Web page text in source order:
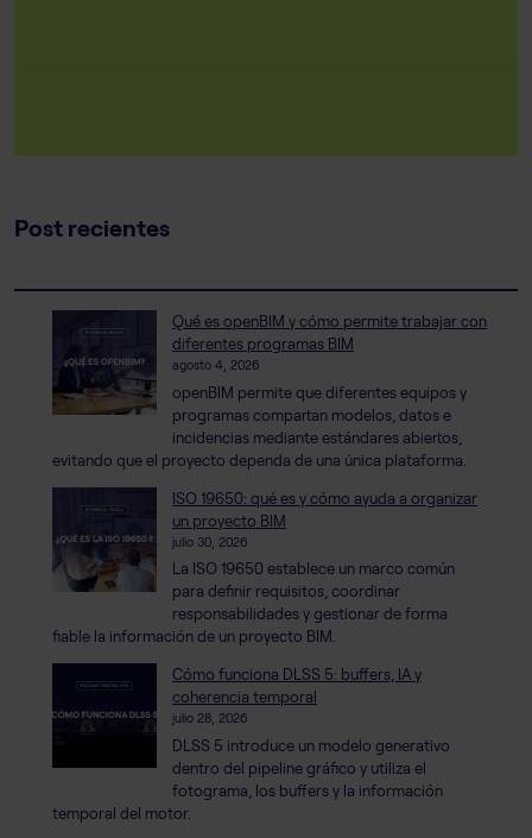
Post recientes
Qué es openBIM y cómo permite trabajar con
diferentes programas BIM
agosto 4, 2026
openBIM permite que diferentes equipos y
programas compartan modelos, datos e
incidencias mediante estándares abiertos,
evitando que el proyecto dependa de una única plataforma.
ISO 19650: qué es y cómo ayuda a organizar
un proyecto BIM
julio 30, 2026
La ISO 19650 establece un marco común
para definir requisitos, coordinar
responsabilidades y gestionar de forma
fiable la información de un proyecto BIM.
Cómo funciona DLSS 5: buffers, IA y
coherencia temporal
julio 28, 2026
DLSS 5 introduce un modelo generativo
dentro del pipeline gráfico y utiliza el
fotograma, los buffers y la información
temporal del motor.